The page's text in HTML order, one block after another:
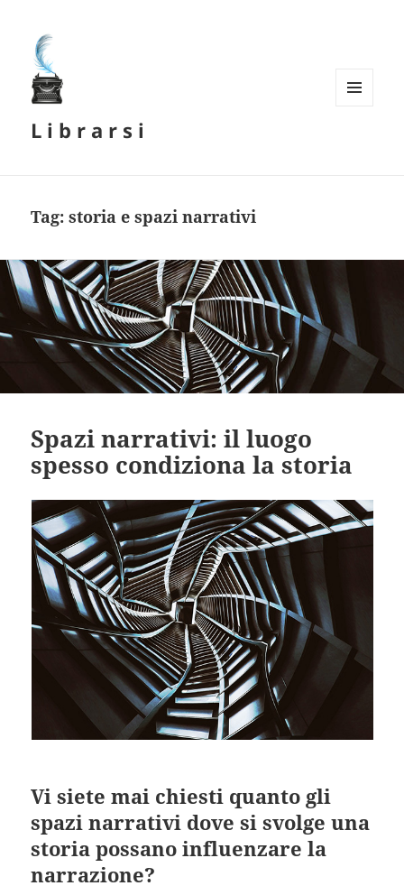
L i b r a r s i
Tag:storia e spazi narrativi
Spazi narrativi: il luogo
spesso condiziona la storia
Vi siete mai chiesti quanto gli
spazi narrativi dove si svolge una
storia possano influenzare la
narrazione?